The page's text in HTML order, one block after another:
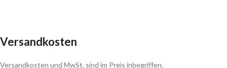
Versandkosten
Versandkosten und MwSt. sind im Preis inbegriffen.